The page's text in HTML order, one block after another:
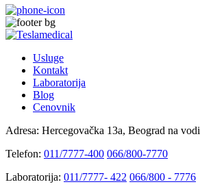
Usluge
Kontakt
Laboratorija
Blog
Cenovnik
Adresa: Hercegovačka 13a, Beograd na vodi
Telefon: 011/7777-400 066/800-7770
Laboratorija: 011/7777- 422 066/800 - 7776